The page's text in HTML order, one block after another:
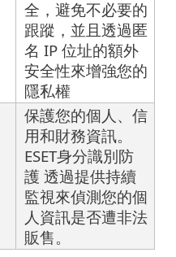
全，避免不必要的
跟蹤，並且透過匿
名 IP 位址的額外
安全性來增強您的
隱私權
保護您的個人、信
用和財務資訊。
ESET身分識別防
護 透過提供持續
監視來偵測您的個
人資訊是否遭非法
販售。